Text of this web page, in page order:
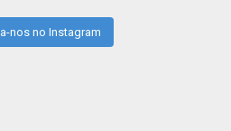
nos no Instagram